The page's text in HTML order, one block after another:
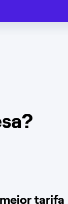
tarifa